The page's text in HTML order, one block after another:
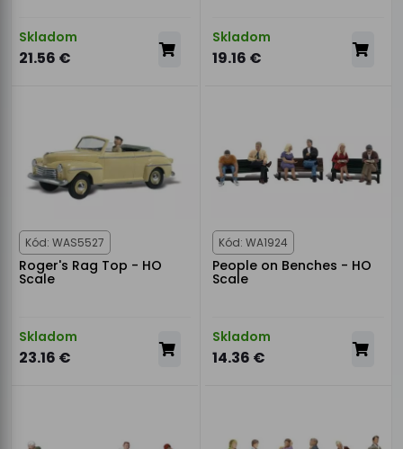
Skladom
21.56 €
Skladom
19.16 €
Kód: WAS5527
Roger's Rag Top - HO
Scale
Skladom
23.16 €
Kód: WA1924
People on Benches - HO
Scale
Skladom
14.36 €